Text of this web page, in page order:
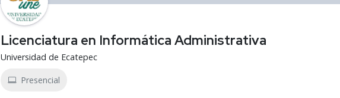
Licenciatura en Informática Administrativa
Universidad de Ecatepec
Presencial